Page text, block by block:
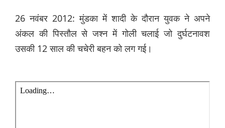
26 नवंबर 2012: मुंडका में शादी के दौरान युवक ने अपने
अंकल की पिस्तौल से जश्न में गोली चलाई जो दुर्घटनावश
उसकी 12 साल की चचेरी बहन को लग गई।